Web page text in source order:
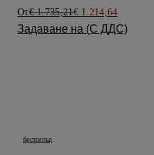
От€ 1.735,21€ 1.214,64
Задаване на (С ДДС)
бестселър